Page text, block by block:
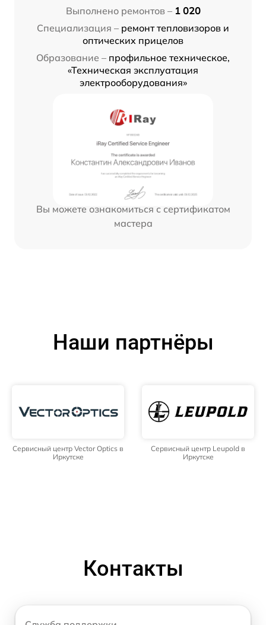
Выполнено ремонтов – 1 020
Специализация – ремонт тепловизоров и
оптических прицелов
Образование – профильное техническое,
«Техническая эксплуатация
электрооборудования»
Вы можете ознакомиться с сертификатом
мастера
Наши партнёры
Сервисный центр Vector Optics в
Иркутске
Сервисный центр Leupold в
Иркутске
Контакты